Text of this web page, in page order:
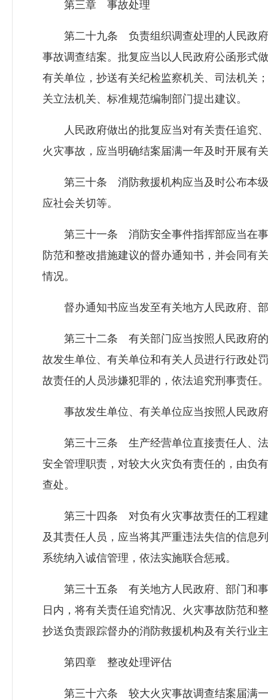
第三章 事故处理
第二十九条 负责组织调查处理的人民政府
事故调查结案。批复应当以人民政府公函形式
有关单位，抄送有关纪检监察机关、司法机关
关立法机关、标准规范编制部门提出建议。
人民政府做出的批复应当对有关责任追究、
火灾事故，应当明确结案届满一年及时开展有
第三十条 消防救援机构应当及时公布本级
应社会关切等。
第三十一条 消防安全事件指挥部应当在事
防范和整改措施建议的督办通知书，并会同有
情况。
督办通知书应当发至有关地方人民政府、部
第三十二条 有关部门应当按照人民政府的
故发生单位、有关单位和有关人员进行行政处
故责任的人员涉嫌犯罪的，依法追究刑事责任。
事故发生单位、有关单位应当按照人民政府
第三十三条 生产经营单位直接责任人、法
安全管理职责，对较大火灾负有责任的，由负
查处。
第三十四条 对负有火灾事故责任的工程建
及其责任人员，应当将其严重违法失信的信息
系统纳入诚信管理，依法实施联合惩戒。
第三十五条 有关地方人民政府、部门和事
日内，将有关责任追究情况、火灾事故防范和
抄送负责跟踪督办的消防救援机构及有关行业
第四章 整改处理评估
第三十六条 较大火灾事故调查结案届满一